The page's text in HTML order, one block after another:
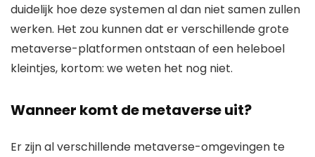
duidelijk hoe deze systemen al dan niet samen zullen
werken. Het zou kunnen dat er verschillende grote
metaverse-platformen ontstaan of een heleboel
kleintjes, kortom: we weten het nog niet.
Wanneer komt de metaverse uit?
Er zijn al verschillende metaverse-omgevingen te